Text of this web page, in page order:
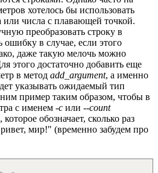
хотелось бы использовать
числа с плавающей точкой.
преобразовать строку в
в случае, если этого
даже такую мелочь можно
этого достаточно добавить еще
в метод add_argument, а именно
указывать ожидаемый тип
пример таким образом, чтобы в
с именем -c или --count
обозначает, сколько раз
мир!" (временно забудем про